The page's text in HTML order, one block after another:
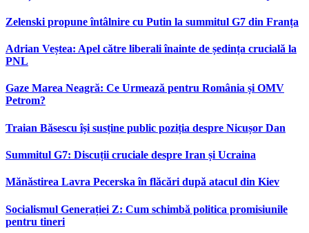
Zelenski propune întâlnire cu Putin la summitul G7 din Franța
Adrian Veștea: Apel către liberali înainte de ședința crucială la
PNL
Gaze Marea Neagră: Ce Urmează pentru România și OMV
Petrom?
Traian Băsescu își susține public poziția despre Nicușor Dan
Summitul G7: Discuții cruciale despre Iran și Ucraina
Mănăstirea Lavra Pecerska în flăcări după atacul din Kiev
Socialismul Generației Z: Cum schimbă politica promisiunile
pentru tineri